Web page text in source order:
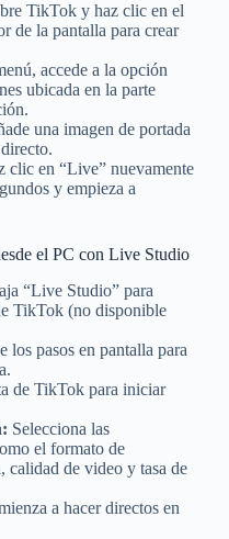
TikTok y haz clic en el
de la pantalla para crear
accede a la opción
ubicada en la parte
una imagen de portada
clic en “Live” nuevamente
y empieza a
el PC con Live Studio
“Live Studio” para
TikTok (no disponible
los pasos en pantalla para
de TikTok para iniciar
Selecciona las
el formato de
calidad de video y tasa de
a hacer directos en